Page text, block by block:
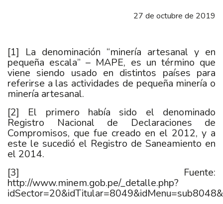
27 de octubre de 2019
[1] La denominación “minería artesanal y en
pequeña escala” – MAPE, es un término que
viene siendo usado en distintos países para
referirse a las actividades de pequeña minería o
minería artesanal.
[2] El primero había sido el denominado
Registro Nacional de Declaraciones de
Compromisos, que fue creado en el 2012, y a
este le sucedió el Registro de Saneamiento en
el 2014.
[3] Fuente:
http://www.minem.gob.pe/_detalle.php?